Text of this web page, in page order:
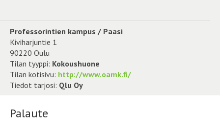
Professorintien kampus / Paasi
Kiviharjuntie 1
90220 Oulu
Tilan tyyppi: Kokoushuone
Tilan kotisivu: http://www.oamk.fi/
Tiedot tarjosi: Qlu Oy
Palaute